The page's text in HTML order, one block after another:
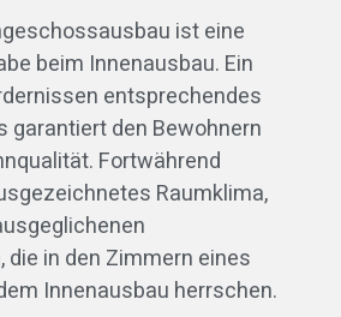
ist eine
beim Innenausbau. Ein
entsprechendes
garantiert den Bewohnern
Fortwährend
Raumklima,
die in den Zimmern eines
Innenausbau herrschen.